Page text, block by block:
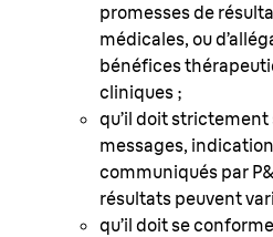
promesses de
médicales, ou
bénéfices
cliniques ;
qu’il doit
messages,
communiqués par
résultats peuvent
qu’il doit se